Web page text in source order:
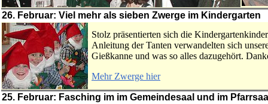
26. Februar: Viel mehr als sieben Zwerge im Kindergarten
Stolz präsentierten sich die
Anleitung der Tanten verwandelten sich
Gießkanne und was so alles dazugehört.
Mehr Zwerge hier
25. Februar: Fasching im im Gemeindesaal und im